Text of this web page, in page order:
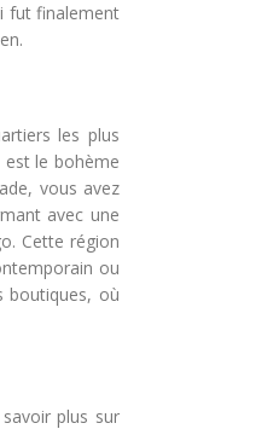
fut finalement
les plus
est le bohème
vous avez
avec une
Cette région
ou
boutiques, où
plus sur